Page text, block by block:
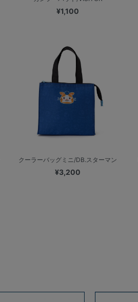
¥1,100
クーラーバッグミニ/DB.スターマン
¥3,200